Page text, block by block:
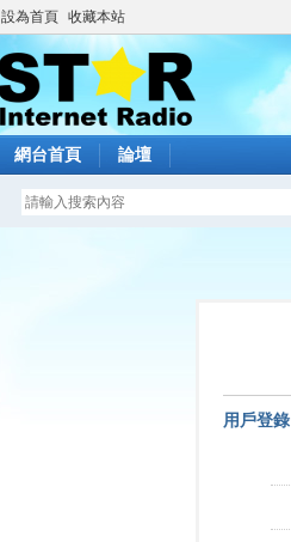
設為首頁 收藏本站
網台首頁 論壇
用戶登錄